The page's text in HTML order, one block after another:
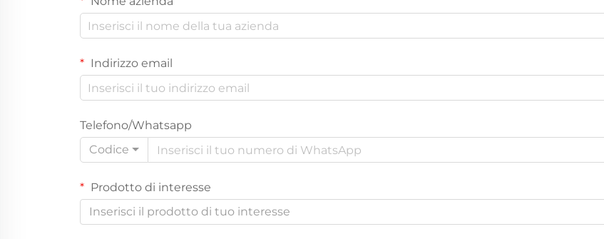
Indirizzo email
Telefono/Whatsapp
Codice
Prodotto di interesse
Inserisci il prodotto di tuo interesse